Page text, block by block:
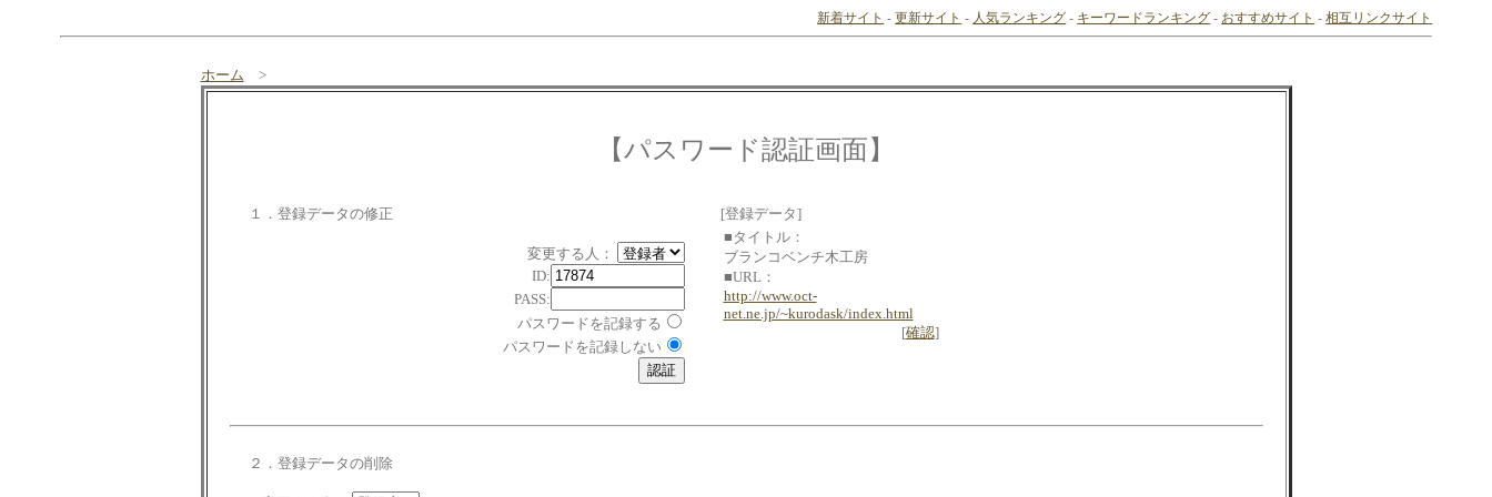
新着サイト -更新サイト - 人気ランキング - キーワードランキング - おすすめサイト -相互リンクサイト
ホーム >
【パスワード認証画面】
１．登録データの修正
変更する人：
ID:
PASS:
パスワードを記録する
パスワードを記録しない
[登録データ]
■タイトル：
ブランコベンチ木工房
■URL：
http://www.oct-
net.ne.jp/~kurodask/index.html
[確認]
２．登録データの削除